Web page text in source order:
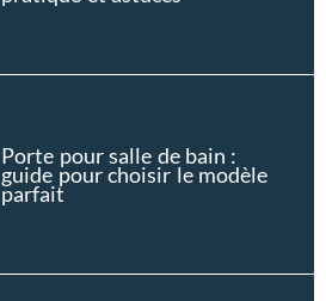
Porte pour salle de bain :
guide pour choisir le modèle
parfait